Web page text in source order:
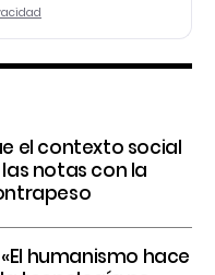
el contexto social
notas con la
humanismo hace